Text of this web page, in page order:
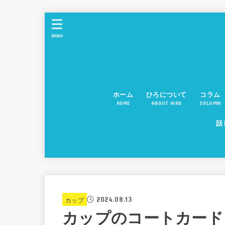
ホーム
HOME
ひろについて
ABOUT HIRO
コラム
COLUMN
話
MENU
カップ 2024.08.13
カップのコートカー